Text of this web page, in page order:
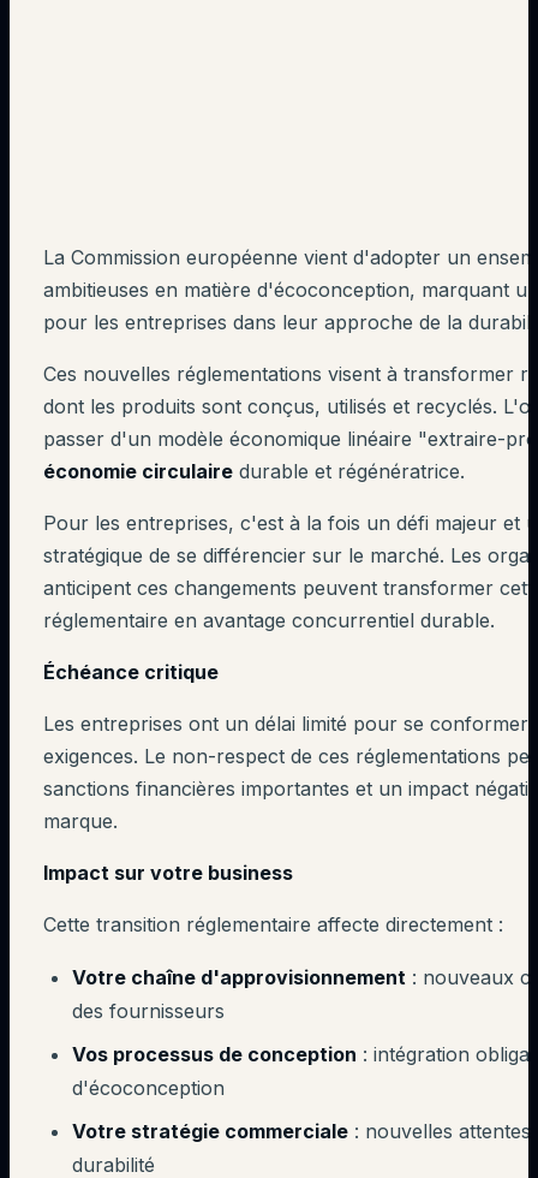
La Commission européenne vient d'adopter un
ambitieuses en matière d'écoconception, marquant
pour les entreprises dans leur approche de la
Ces nouvelles réglementations visent à transformer
dont les produits sont conçus, utilisés et recyclés.
passer d'un modèle économique linéaire "extraire-
économie circulaire durable et régénératrice.
Pour les entreprises, c'est à la fois un défi majeur et
stratégique de se différencier sur le marché. Les
anticipent ces changements peuvent transformer
réglementaire en avantage concurrentiel durable.
Échéance critique
Les entreprises ont un délai limité pour se conformer
exigences. Le non-respect de ces réglementations
sanctions financières importantes et un impact
marque.
Impact sur votre business
Cette transition réglementaire affecte directement :
Votre chaîne d'approvisionnement : nouveaux
des fournisseurs
Vos processus de conception : intégration
d'écoconception
Votre stratégie commerciale : nouvelles
durabilité